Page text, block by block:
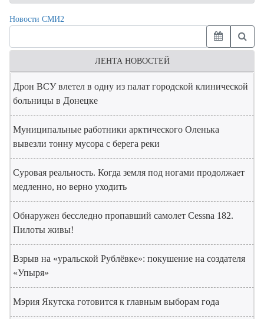
Новости СМИ2
ЛЕНТА НОВОСТЕЙ
Дрон ВСУ влетел в одну из палат городской клинической
больницы в Донецке
Муниципальные работники арктического Оленька
вывезли тонну мусора с берега реки
Суровая реальность. Когда земля под ногами продолжает
медленно, но верно уходить
Обнаружен бесследно пропавший самолет Cessna 182.
Пилоты живы!
Взрыв на «уральской Рублёвке»: покушение на создателя
«Упыря»
Мэрия Якутска готовится к главным выборам года